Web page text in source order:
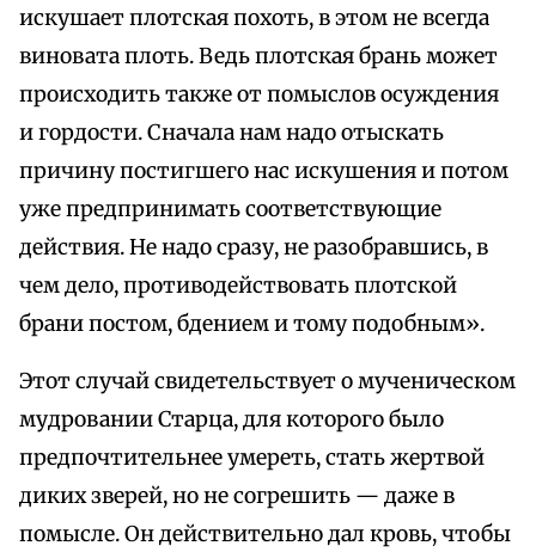
искушает плотская похоть, в этом не всегда
виновата плоть. Ведь плотская брань может
происходить также от помыслов осуждения
и гордости. Сначала нам надо отыскать
причину постигшего нас искушения и потом
уже предпринимать соответствующие
действия. Не надо сразу, не разобравшись, в
чем дело, противодействовать плотской
брани постом, бдением и тому подобным».
Этот случай свидетельствует о мученическом
мудровании Старца, для которого было
предпочтительнее умереть, стать жертвой
диких зверей, но не согрешить — даже в
помысле. Он действительно дал кровь, чтобы